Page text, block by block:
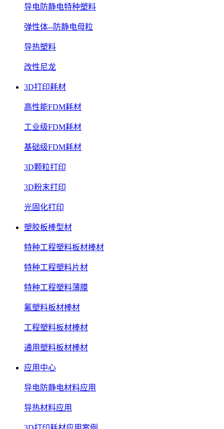
导电防静电特种塑料
弹性体--防静电母粒
导热塑料
改性尼龙
3D打印耗材
高性能FDM耗材
工业级FDM耗材
基础级FDM耗材
3D颗粒打印
3D粉末打印
光固化打印
塑胶板棒型材
特种工程塑料板材棒材
特种工程塑料片材
特种工程塑料薄膜
氟塑料板材棒材
工程塑料板材棒材
通用塑料板材棒材
应用中心
导电防静电材料应用
导热材料应用